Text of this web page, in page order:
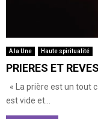
A la Une Haute spiritualité
PRIERES ET REVES
« La prière est un tout
est vide et...